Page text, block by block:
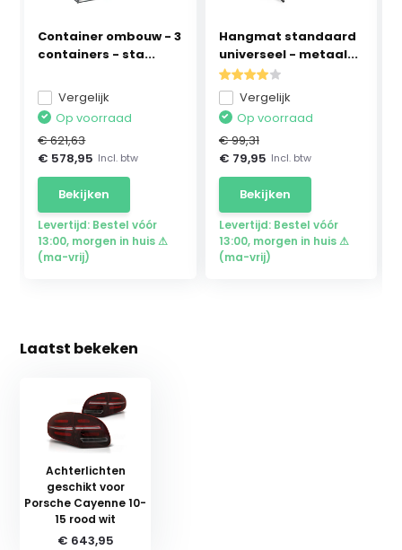
Container ombouw - 3
containers - sta...
Vergelijk
Op voorraad
€ 621,63
€ 578,95 Incl. btw
Bekijken
Levertijd: Bestel vóór
13:00, morgen in huis ⚠
(ma-vrij)
Hangmat standaard
universeel - metaal...
Vergelijk
Op voorraad
€ 99,31
€ 79,95 Incl. btw
Bekijken
Levertijd: Bestel vóór
13:00, morgen in huis ⚠
(ma-vrij)
Laatst bekeken
Achterlichten
geschikt voor
Porsche Cayenne 10-
15 rood wit
€ 643,95